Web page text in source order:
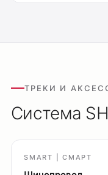
ТРЕКИ И
Система
SMART | СМАРТ
Обмен и возврат